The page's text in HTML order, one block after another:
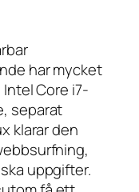
har mycket
Core i7-
separat
klarar den
uppgifter.